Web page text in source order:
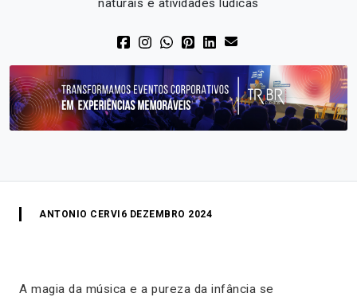
naturais e atividades lúdicas
ANTONIO CERVI 6 DEZEMBRO 2024
A magia da música e a pureza da infância se